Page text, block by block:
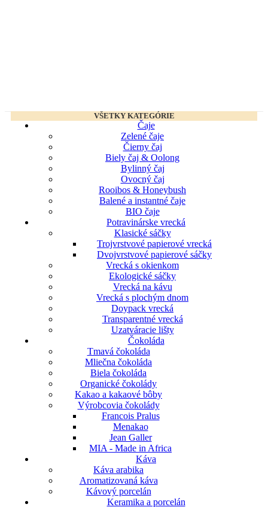
VŠETKY KATEGÓRIE
Čaje
Zelené čaje
Čierny čaj
Biely čaj & Oolong
Bylinný čaj
Ovocný čaj
Rooibos & Honeybush
Balené a instantné čaje
BIO čaje
Potravinárske vrecká
Klasické sáčky
Trojvrstvové papierové vrecká
Dvojvrstvové papierové sáčky
Vrecká s okienkom
Ekologické sáčky
Vrecká na kávu
Vrecká s plochým dnom
Doypack vrecká
Transparentné vrecká
Uzatváracie lišty
Čokoláda
Tmavá čokoláda
Mliečna čokoláda
Biela čokoláda
Organické čokolády
Kakao a kakaové bôby
Výrobcovia čokolády
Francois Pralus
Menakao
Jean Galler
MIA - Made in Africa
Káva
Káva arabika
Aromatizovaná káva
Kávový porcelán
Keramika a porcelán